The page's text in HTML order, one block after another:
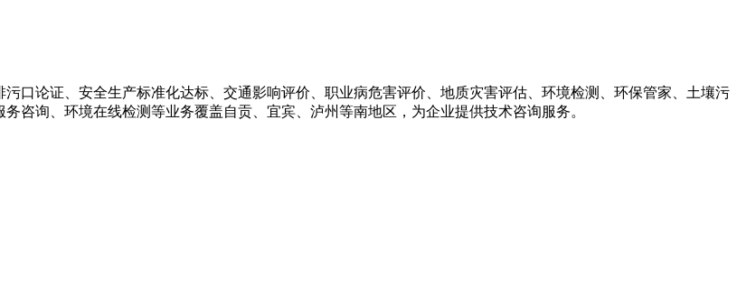
口论证、安全生产标准化达标、交通影响评价、职业病危害评价、地质灾害评估、环境检测、环保管家、土壤污
咨询、环境在线检测等业务覆盖自贡、宜宾、泸州等南地区，为企业提供技术咨询服务。